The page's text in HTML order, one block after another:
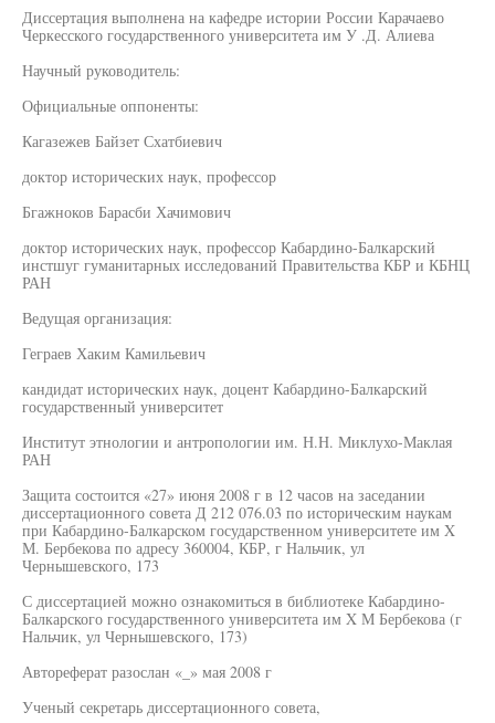
Диссертация выполнена на кафедре истории России Карачаево
Черкесского государственного университета им У .Д. Алиева
Научный руководитель:
Официальные оппоненты:
Кагазежев Байзет Схатбиевич
доктор исторических наук, профессор
Бгажноков Барасби Хачимович
доктор исторических наук, профессор Кабардино-Балкарский
инстшуг гуманитарных исследований Правительства КБР и КБНЦ
РАН
Ведущая организация:
Геграев Хаким Камильевич
кандидат исторических наук, доцент Кабардино-Балкарский
государственный университет
Институт этнологии и антропологии им. Н.Н. Миклухо-Маклая
РАН
Защита состоится «27» июня 2008 г в 12 часов на заседании
диссертационного совета Д 212 076.03 по историческим наукам
при Кабардино-Балкарском государственном университете им X
М. Бербекова по адресу 360004, КБР, г Нальчик, ул
Чернышевского, 173
С диссертацией можно ознакомиться в библиотеке Кабардино-
Балкарского государственного университета им X М Бербекова (г
Нальчик, ул Чернышевского, 173)
Автореферат разослан «_» мая 2008 г
Ученый секретарь диссертационного совета,